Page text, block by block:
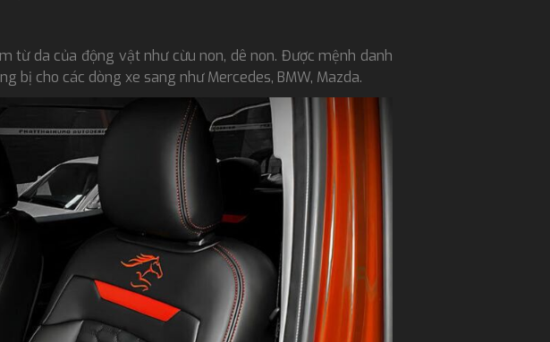
từ da của động vật như cừu non, dê non. Được mệnh danh
bị cho các dòng xe sang như Mercedes, BMW, Mazda.